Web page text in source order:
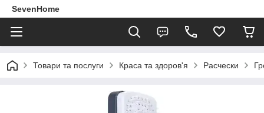
SevenHome
Товари та послуги Краса та здоров'я Расчески